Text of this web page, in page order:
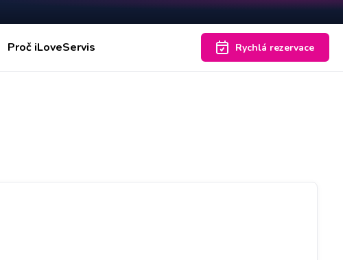
Proč iLoveServis Rychlá rezervace